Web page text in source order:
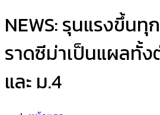
NEWS: รุนแรงขึ้นทุ
ราดซีม่าเป็นแผลทั้ง
และ ม.4